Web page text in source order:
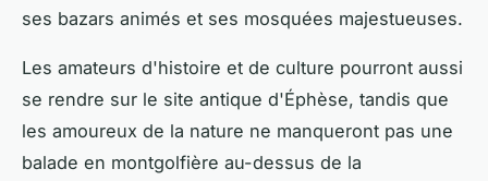
ses bazars animés et ses mosquées majestueuses.
Les amateurs d'histoire et de culture pourront aussi
se rendre sur le site antique d'Éphèse, tandis que
les amoureux de la nature ne manqueront pas une
balade en montgolfière au-dessus de la